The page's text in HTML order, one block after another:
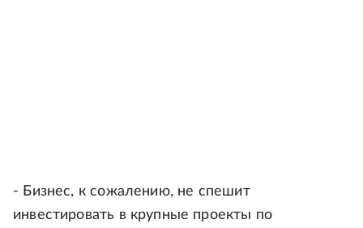
- Бизнес, к сожалению, не спешит
инвестировать в крупные проекты по